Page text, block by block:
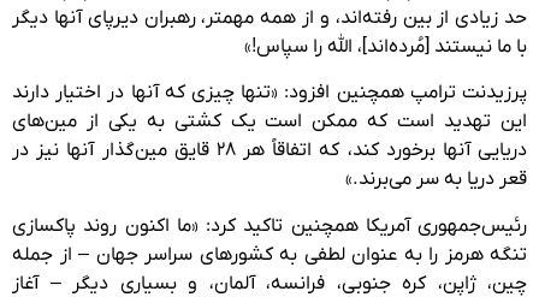
حد زیادی از بین رفته‌اند، و از همه مهمتر، رهبران دیرپای آنها دیگر
با ما نیستند [مُرده‌اند]، الله را سپاس!»
پرزیدنت ترامپ همچنین افزود: «تنها چیزی که آنها در اختیار دارند
این تهدید است که ممکن است یک کشتی به یکی از مین‌های
دریایی آنها برخورد کند، که اتفاقاً هر ۲۸ قایق مین‌گذار آنها نیز در
قعر دریا به سر می‌برند.»
رئیس‌جمهوری آمریکا همچنین تاکید کرد: «ما اکنون روند پاکسازی
تنگه هرمز را به عنوان لطفی به کشورهای سراسر جهان – از جمله
چین، ژاپن، کره جنوبی، فرانسه، آلمان، و بسیاری دیگر – آغاز